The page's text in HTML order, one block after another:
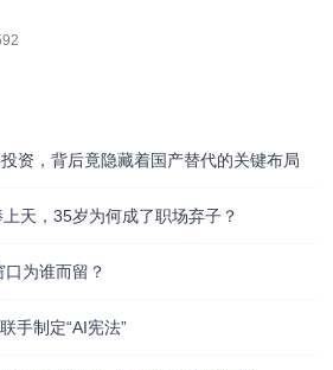
资，背后竟隐藏着国产替代的关键布局
天，35岁为何成了职场弃子？
为谁而留？
手制定“AI宪法”